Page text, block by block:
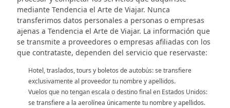
mediante Tendencia el Arte de Viajar. Nunca
transferimos datos personales a personas o empresas
ajenas a Tendencia el Arte de Viajar. La información que
se transmite a proveedores o empresas afiliadas con los
que contrataste, dependen del servicio que reservaste:
Hotel, traslados, tours y boletos de autobús: se transfiere
exclusivamente al proveedor tu nombre y apellidos.
Vuelos que no tengan escala o destino final en Estados Unidos:
se transfiere a la aerolínea únicamente tu nombre y apellidos.